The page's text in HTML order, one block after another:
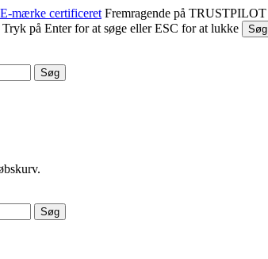
E-mærke certificeret Fremragende på TRUSTPILOT
Tryk på Enter for at søge eller ESC for at lukke
Søg
Søg
Søg